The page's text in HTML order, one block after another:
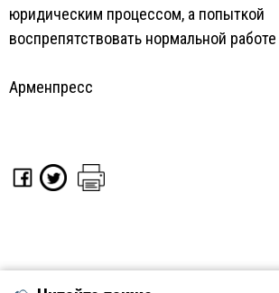
юридическим процессом, а попыткой
воспрепятствовать нормальной работе
Арменпресс